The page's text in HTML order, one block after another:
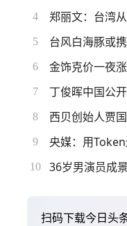
4 郑丽文：台湾
5 台风白海豚或
6 金饰克价一夜
7 丁俊晖中国公
8 西贝创始人贾
9
10 36岁男演员成
扫码下载今日头